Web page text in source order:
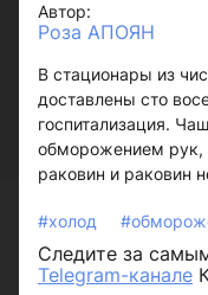
Автор:
Роза АПОЯН
В стационары из
доставлены сто
госпитализация.
обморожением рук,
раковин и раковин
#холод
Следите за
Telegram-канале